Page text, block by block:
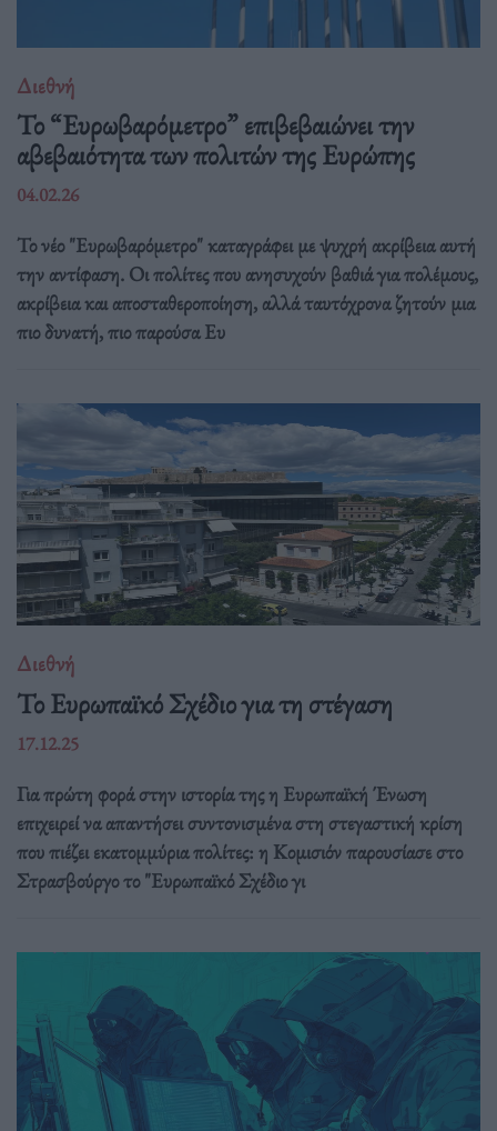
Διεθνή
Το “Ευρωβαρόμετρο” επιβεβαιώνει την
αβεβαιότητα των πολιτών της Ευρώπης
04.02.26
Το νέο "Ευρωβαρόμετρο" καταγράφει με ψυχρή ακρίβεια αυτή
την αντίφαση. Oι πολίτες που ανησυχούν βαθιά για πολέμους,
ακρίβεια και αποσταθεροποίηση, αλλά ταυτόχρονα ζητούν μια
πιο δυνατή, πιο παρούσα Ευ
Διεθνή
Το Ευρωπαϊκό Σχέδιο για τη στέγαση
17.12.25
Για πρώτη φορά στην ιστορία της η Ευρωπαϊκή Ένωση
επιχειρεί να απαντήσει συντονισμένα στη στεγαστική κρίση
που πιέζει εκατομμύρια πολίτες: η Κομισιόν παρουσίασε στο
Στρασβούργο το "Ευρωπαϊκό Σχέδιο γι